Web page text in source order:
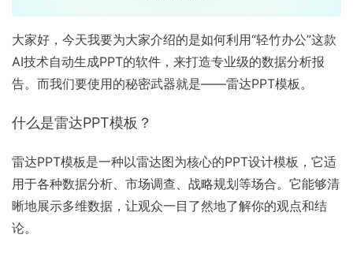
大家好，今天我要为大家介绍的是如何利用“轻竹办公”这款
AI技术自动生成PPT的软件，来打造专业级的数据分析报
告。而我们要使用的秘密武器就是——雷达PPT模板。
什么是雷达PPT模板？
雷达PPT模板是一种以雷达图为核心的PPT设计模板，它适
用于各种数据分析、市场调查、战略规划等场合。它能够清
晰地展示多维数据，让观众一目了然地了解你的观点和结
论。